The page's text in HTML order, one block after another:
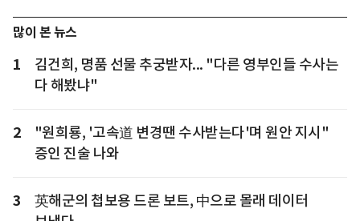
많이 본 뉴스
1
김건희, 명품 선물 추궁받자... "다른 영부인들 수사는
다 해봤냐"
2
"원희룡, '고속道 변경땐 수사받는다'며 원안 지시"
증인 진술 나와
3
英해군의 첩보용 드론 보트, 中으로 몰래 데이터